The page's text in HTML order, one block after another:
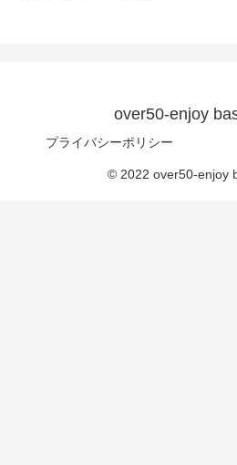
over50-enjoy
プライバシーポリシー
© 2022 over50-enjoy